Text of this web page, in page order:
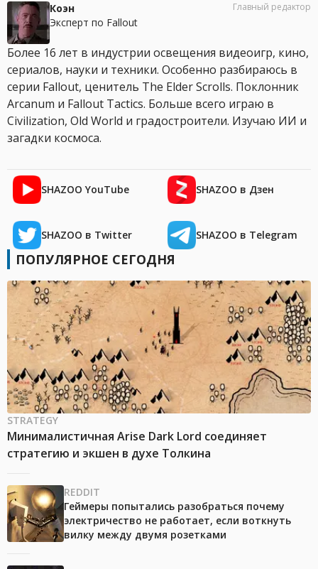
Коэн
Эксперт по Fallout
Главный редактор
Более 16 лет в индустрии освещения видеоигр, кино,
сериалов, науки и техники. Особенно разбираюсь в
серии Fallout, ценитель The Elder Scrolls. Поклонник
Arcanum и Fallout Tactics. Больше всего играю в
Civilization, Old World и градостроители. Изучаю ИИ и
загадки космоса.
SHAZOO YouTube SHAZOO в Дзен
SHAZOO в Twitter SHAZOO в Telegram
ПОПУЛЯРНОЕ СЕГОДНЯ
STRATEGY
Минималистичная Arise Dark Lord соединяет
стратегию и экшен в духе Толкина
REDDIT
Геймеры попытались разобраться почему
электричество не работает, если воткнуть
вилку между двумя розетками